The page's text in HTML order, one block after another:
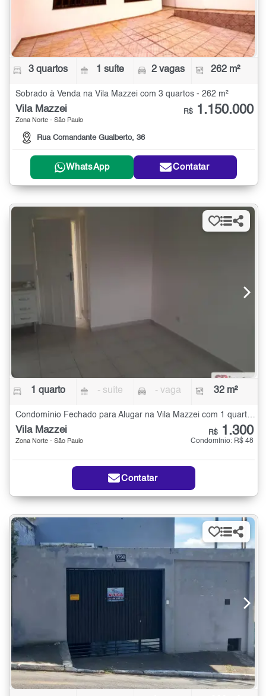
3 quartos 1 suíte 2 vagas 262 m²
Sobrado à Venda na Vila Mazzei com 3 quartos - 262 m²
Vila Mazzei
Zona Norte - São Paulo
Rua Comandante Gualberto, 36
R$ 1.150.000
WhatsApp Contatar
1 quarto - suíte - vaga 32 m²
Vila Mazzei
Zona Norte - São Paulo
R$ 1.300
Condomínio: R$ 48
Contatar